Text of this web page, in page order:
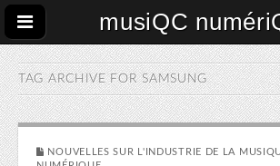
musiQC
TAG ARCHIVE FORSAMSUNG
NOUVELLES SUR L'INDUSTRIE DE LA